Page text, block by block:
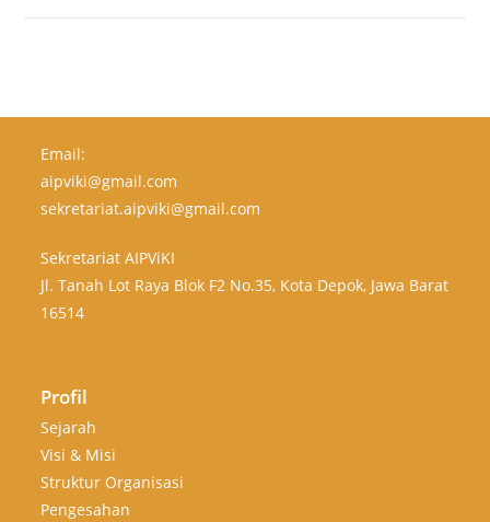
Email:
aipviki@gmail.com
sekretariat.aipviki@gmail.com
Sekretariat AIPViKI
Jl. Tanah Lot Raya Blok F2 No.35, Kota Depok, Jawa Barat
16514
Profil
Sejarah
Visi & Misi
Struktur Organisasi
Pengesahan